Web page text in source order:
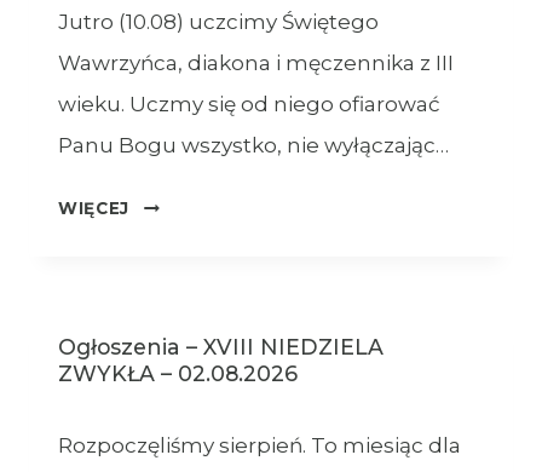
Jutro (10.08) uczcimy Świętego
Wawrzyńca, diakona i męczennika z III
wieku. Uczmy się od niego ofiarować
Panu Bogu wszystko, nie wyłączając…
WIĘCEJ
OGŁOSZENIA
Ogłoszenia – XVIII NIEDZIELA
ZWYKŁA – 02.08.2026
Rozpoczęliśmy sierpień. To miesiąc dla